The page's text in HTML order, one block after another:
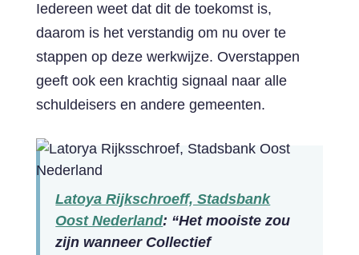
Iedereen weet dat dit de toekomst is,
daarom is het verstandig om nu over te
stappen op deze werkwijze. Overstappen
geeft ook een krachtig signaal naar alle
schuldeisers en andere gemeenten.
Latoya Rijkschroeff, Stadsbank
Oost Nederland: “Het mooiste zou
zijn wanneer Collectief